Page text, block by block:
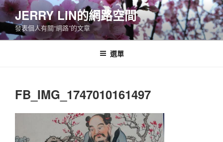
跳
至
主
要
JERRY LIN的網路空間
發表個人有關“網路”的文章
選單
FB_IMG_1747010161497